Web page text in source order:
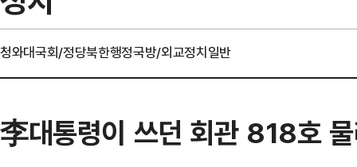
청와대국회/정당북한행정국방/외교정치일반
李대통령이 쓰던 회관 818호